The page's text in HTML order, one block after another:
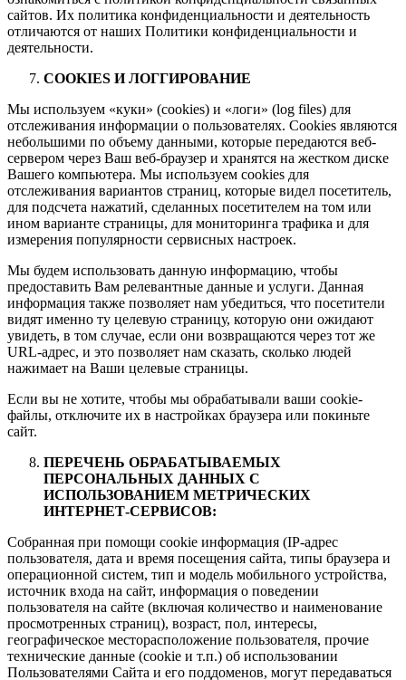
сайтов. Их политика конфиденциальности и деятельность
отличаются от наших Политики конфиденциальности и
деятельности.
COOKIES И ЛОГГИРОВАНИЕ
Мы используем «куки» (cookies) и «логи» (log files) для
отслеживания информации о пользователях. Cookies являются
небольшими по объему данными, которые передаются веб-
сервером через Ваш веб-браузер и хранятся на жестком диске
Вашего компьютера. Мы используем cookies для
отслеживания вариантов страниц, которые видел посетитель,
для подсчета нажатий, сделанных посетителем на том или
ином варианте страницы, для мониторинга трафика и для
измерения популярности сервисных настроек.
Мы будем использовать данную информацию, чтобы
предоставить Вам релевантные данные и услуги. Данная
информация также позволяет нам убедиться, что посетители
видят именно ту целевую страницу, которую они ожидают
увидеть, в том случае, если они возвращаются через тот же
URL-адрес, и это позволяет нам сказать, сколько людей
нажимает на Ваши целевые страницы.
Если вы не хотите, чтобы мы обрабатывали ваши cookie-
файлы, отключите их в настройках браузера или покиньте
сайт.
ПЕРЕЧЕНЬ ОБРАБАТЫВАЕМЫХ
ПЕРСОНАЛЬНЫХ ДАННЫХ С
ИСПОЛЬЗОВАНИЕМ МЕТРИЧЕСКИХ
ИНТЕРНЕТ-СЕРВИСОВ:
Собранная при помощи cookie информация (IP-адрес
пользователя, дата и время посещения сайта, типы браузера и
операционной систем, тип и модель мобильного устройства,
источник входа на сайт, информация о поведении
пользователя на сайте (включая количество и наименование
просмотренных страниц), возраст, пол, интересы,
географическое месторасположение пользователя, прочие
технические данные (cookie и т.п.) об использовании
Пользователями Сайта и его поддоменов, могут передаваться